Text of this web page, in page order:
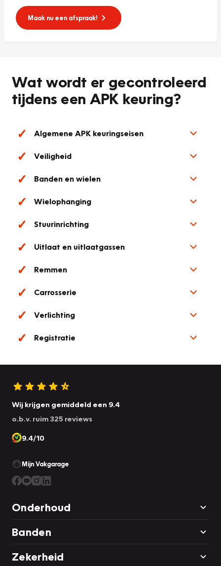
Maak nu een afspraak!
Wat wordt er gecontroleerd
tijdens een APK keuring?
Algemene APK keuringseisen
Veiligheid
Banden en wielen
Wielophanging
Stuurinrichting
Uitlaat en uitlaatgassen
Remmen
Carrosserie
Verlichting
Registratie
Wij krijgen gemiddeld een 9.4
o.b.v. ruim 325 reviews
9.4/10
Mijn Vakgarage
Onderhoud
Banden
Zekerheid